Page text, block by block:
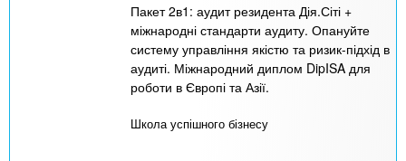
Пакет 2в1: аудит резидента Дія.Сіті +
міжнародні стандарти аудиту. Опануйте
систему управління якістю та ризик-підхід в
аудиті. Міжнародний диплом DipISA для
роботи в Європі та Азії.
Школа успішного бізнесу